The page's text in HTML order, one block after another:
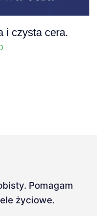
i czysta cera.
Pomagam
życiowe.